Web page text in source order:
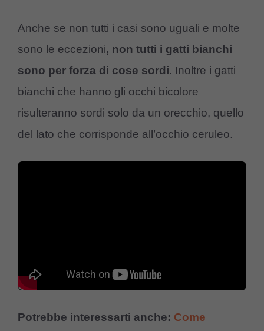
Anche se non tutti i casi sono uguali e molte
sono le eccezioni, non tutti i gatti bianchi
sono per forza di cose sordi. Inoltre i gatti
bianchi che hanno gli occhi bicolore
risulteranno sordi solo da un orecchio, quello
del lato che corrisponde all’occhio ceruleo.
Potrebbe interessarti anche: Come